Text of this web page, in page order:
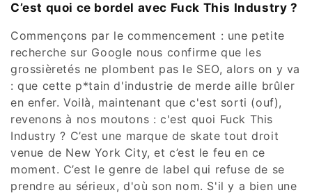
C’est quoi ce bordel avec Fuck This Industry ?
Commençons par le commencement : une petite
recherche sur Google nous confirme que les
grossièretés ne plombent pas le SEO, alors on y va
: que cette p*tain d'industrie de merde aille brûler
en enfer. Voilà, maintenant que c'est sorti (ouf),
revenons à nos moutons : c'est quoi Fuck This
Industry ? C’est une marque de skate tout droit
venue de New York City, et c’est le feu en ce
moment. C’est le genre de label qui refuse de se
prendre au sérieux, d'où son nom. S'il y a bien une